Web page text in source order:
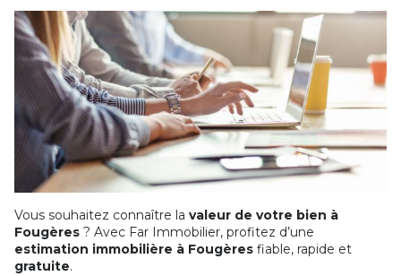
Vous souhaitez connaître la valeur de votre bien à
Fougères ? Avec Far Immobilier, profitez d’une
estimation immobilière à Fougères fiable, rapide et
gratuite.